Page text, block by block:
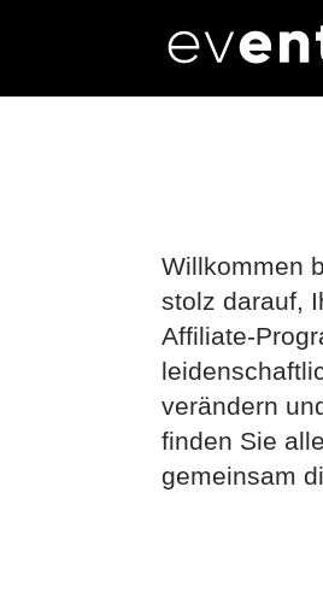
Willkommen
stolz darauf,
Affiliate-
verändern
finden Sie
gemeinsam